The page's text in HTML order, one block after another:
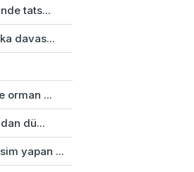
tats...
davas...
orman ...
dü...
yapan ...